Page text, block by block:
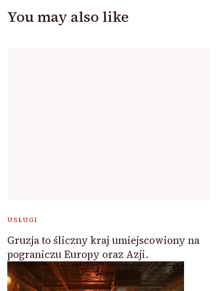
You may also like
USŁUGI
Gruzja to śliczny kraj umiejscowiony na
pograniczu Europy oraz Azji.